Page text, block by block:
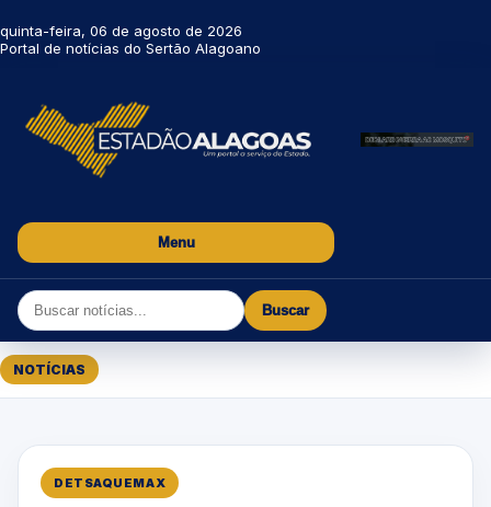
quinta-feira, 06 de agosto de 2026
Portal de notícias do Sertão Alagoano
Menu
Buscar
NOTÍCIAS
DETSAQUEMAX